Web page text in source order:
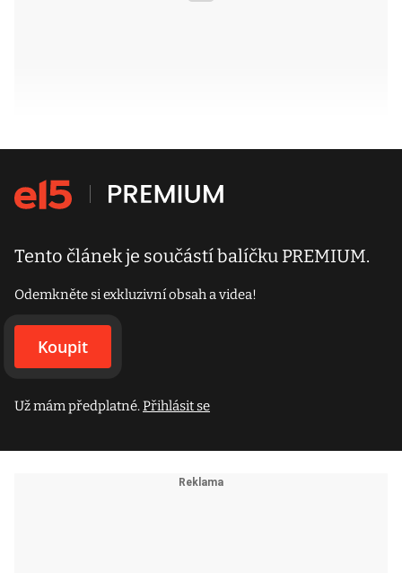
Tento článek je součástí balíčku PREMIUM.
Odemkněte si exkluzivní obsah a videa!
Koupit
Už mám předplatné.Přihlásit se